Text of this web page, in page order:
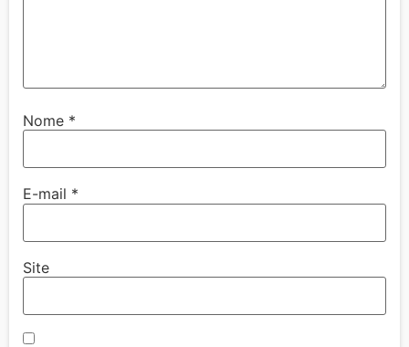
Nome *
E-mail *
Site